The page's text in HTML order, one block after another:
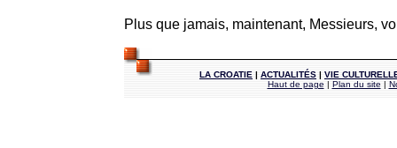
Plus que jamais, maintenant, Messieurs,
LA CROATIE | ACTUALITÉS | VIE
Haut de page| Plan du site|